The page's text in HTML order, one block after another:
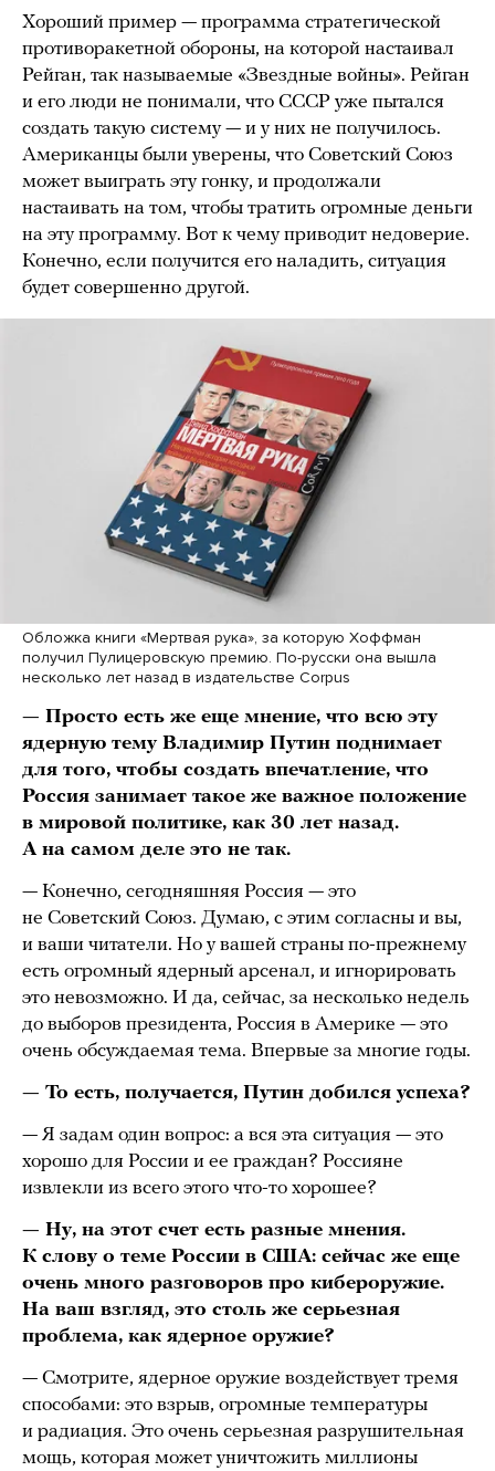
Хороший пример — программа стратегической
противоракетной обороны, на которой настаивал
Рейган, так называемые «Звездные войны». Рейган
и его люди не понимали, что СССР уже пытался
создать такую систему — и у них не получилось.
Американцы были уверены, что Советский Союз
может выиграть эту гонку, и продолжали
настаивать на том, чтобы тратить огромные деньги
на эту программу. Вот к чему приводит недоверие.
Конечно, если получится его наладить, ситуация
будет совершенно другой.
Обложка книги «Мертвая рука», за которую Хоффман
получил Пулицеровскую премию. По-русски она вышла
несколько лет назад в издательстве Corpus
— Просто есть же еще мнение, что всю эту
ядерную тему Владимир Путин поднимает
для того, чтобы создать впечатление, что
Россия занимает такое же важное положение
в мировой политике, как 30 лет назад.
А на самом деле это не так.
— Конечно, сегодняшняя Россия — это
не Советский Союз. Думаю, с этим согласны и вы,
и ваши читатели. Но у вашей страны по-прежнему
есть огромный ядерный арсенал, и игнорировать
это невозможно. И да, сейчас, за несколько недель
до выборов президента, Россия в Америке — это
очень обсуждаемая тема. Впервые за многие годы.
— То есть, получается, Путин добился успеха?
— Я задам один вопрос: а вся эта ситуация — это
хорошо для России и ее граждан? Россияне
извлекли из всего этого что-то хорошее?
— Ну, на этот счет есть разные мнения.
К слову о теме России в США: сейчас же еще
очень много разговоров про кибероружие.
На ваш взгляд, это столь же серьезная
проблема, как ядерное оружие?
— Смотрите, ядерное оружие воздействует тремя
способами: это взрыв, огромные температуры
и радиация. Это очень серьезная разрушительная
мощь, которая может уничтожить миллионы